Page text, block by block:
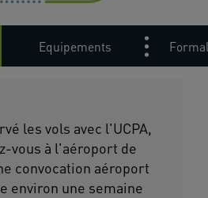
Equipements
les vols avec l'UCPA,
vous à l'aéroport de
convocation aéroport
environ une semaine